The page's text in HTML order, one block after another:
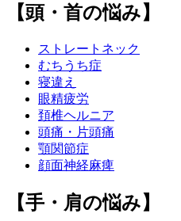
【頭・首の悩み】
ストレートネック
むちうち症
寝違え
眼精疲労
頚椎ヘルニア
頭痛・片頭痛
顎関節症
顔面神経麻痺
【手・肩の悩み】